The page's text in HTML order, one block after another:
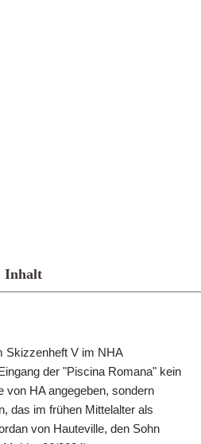
Inhalt
Skizzenheft V im NHA
der "Piscina Romana" kein
von HA angegeben, sondern
das im frühen Mittelalter als
von Hauteville, den Sohn